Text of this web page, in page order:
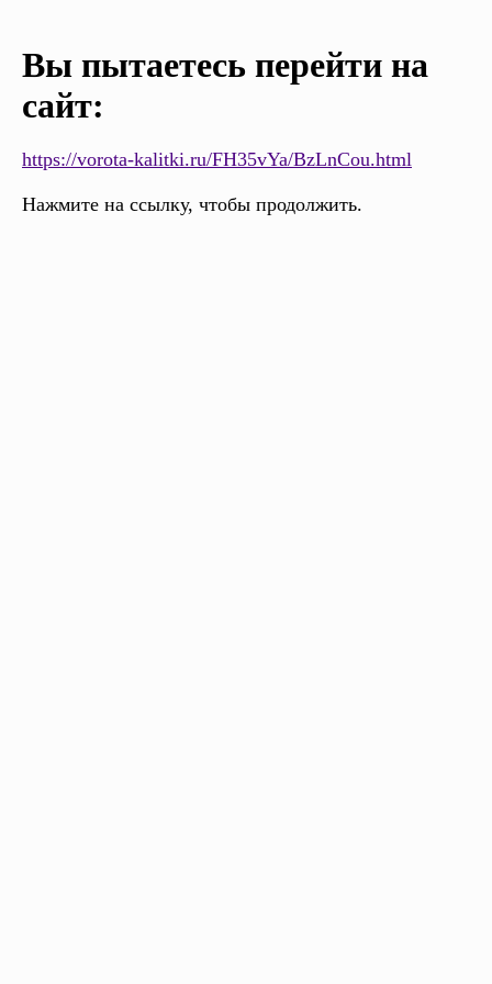
Вы пытаетесь перейти на
сайт:
https://vorota-kalitki.ru/FH35vYa/BzLnCou.html
Нажмите на ссылку, чтобы продолжить.